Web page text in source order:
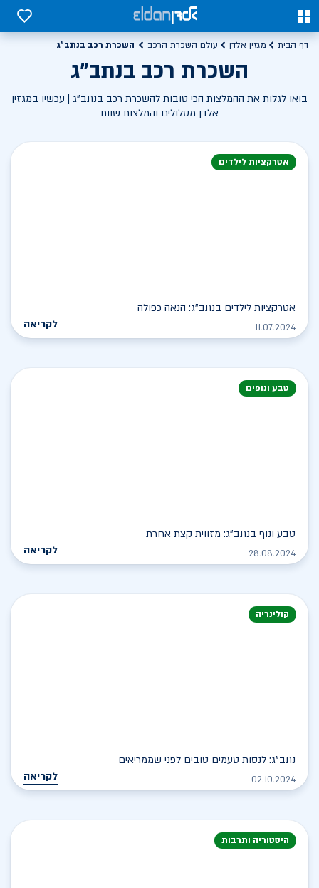
0
0
דף הבית מגזין אלדן עולם השכרת הרכב השכרת רכב בנתב"ג
השכרת רכב בנתב"ג
בואו לגלות את ההמלצות הכי טובות להשכרת רכב בנתב"ג | עכשיו במגזין
אלדן מסלולים והמלצות שוות
אטרקציות לילדים
אטרקציות לילדים בנתב"ג: הנאה כפולה
11.07.2024 לקריאה
טבע ונופים
טבע ונוף בנתב"ג: מזווית קצת אחרת
28.08.2024 לקריאה
קולינריה
נתב"ג: לנסות טעמים טובים לפני שממריאים
02.10.2024 לקריאה
היסטוריה ותרבות